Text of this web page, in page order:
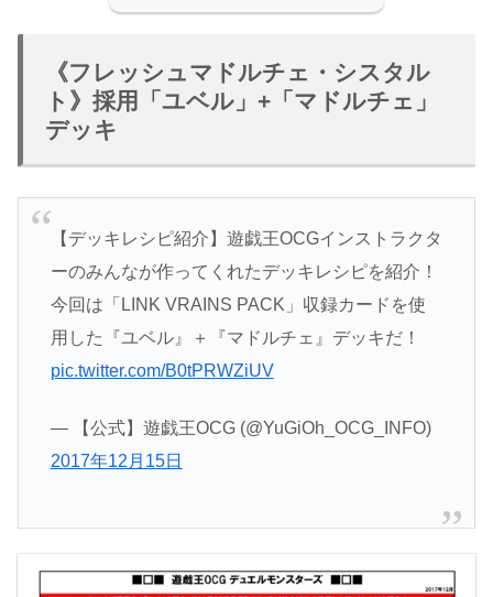
《フレッシュマドルチェ・シスタル
ト》採用「ユベル」+「マドルチェ」
デッキ
【デッキレシピ紹介】遊戯王OCGインストラクタ
ーのみんなが作ってくれたデッキレシピを紹介！
今回は「LINK VRAINS PACK」収録カードを使
用した『ユベル』＋『マドルチェ』デッキだ！
pic.twitter.com/B0tPRWZiUV
— 【公式】遊戯王OCG (@YuGiOh_OCG_INFO)
2017年12月15日